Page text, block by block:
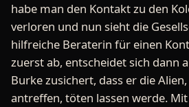
habe man den Kontakt zu den
verloren und nun sieht die
hilfreiche Beraterin für einen
zuerst ab, entscheidet sich dann
Burke zusichert, dass er die
antreffen, töten lassen werde.